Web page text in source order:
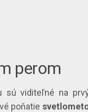
perom
sú viditeľné na
poňatie